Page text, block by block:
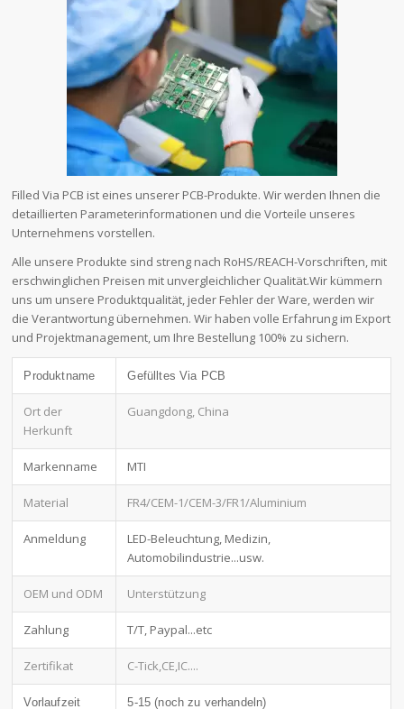
Filled Via PCB ist eines unserer PCB-Produkte. Wir werden Ihnen die
detaillierten Parameterinformationen und die Vorteile unseres
Unternehmens vorstellen.
Alle unsere Produkte sind streng nach RoHS/REACH-Vorschriften, mit
erschwinglichen Preisen mit unvergleichlicher Qualität.Wir kümmern
uns um unsere Produktqualität, jeder Fehler der Ware, werden wir
die Verantwortung übernehmen. Wir haben volle Erfahrung im Export
und Projektmanagement, um Ihre Bestellung 100% zu sichern.
Produktname Gefülltes Via PCB
Ort der
Herkunft
Guangdong, China
Markenname MTI
Material FR4/CEM-1/CEM-3/FR1/Aluminium
Anmeldung
LED-Beleuchtung, Medizin,
Automobilindustrie...usw.
OEM und ODM Unterstützung
Zahlung T/T, Paypal...etc
Zertifikat C-Tick,CE,IC....
Vorlaufzeit 5-15 (noch zu verhandeln)